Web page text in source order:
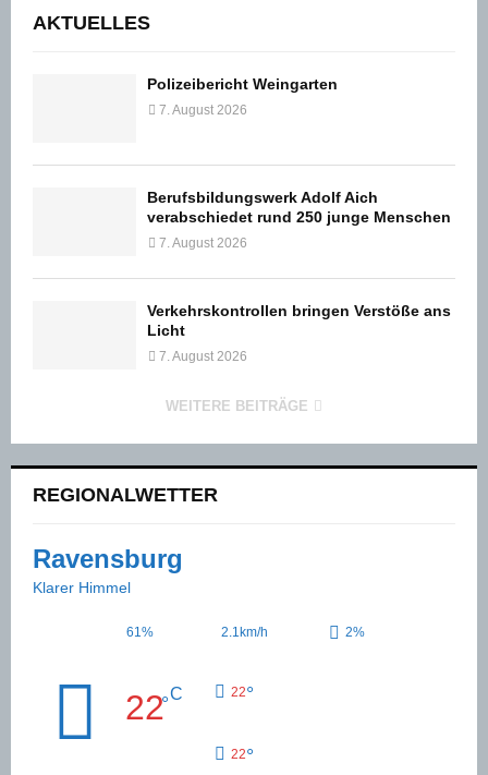
AKTUELLES
Polizeibericht Weingarten
7. August 2026
Berufsbildungswerk Adolf Aich
verabschiedet rund 250 junge Menschen
7. August 2026
Verkehrskontrollen bringen Verstöße ans
Licht
7. August 2026
WEITERE BEITRÄGE
REGIONALWETTER
Ravensburg
Klarer Himmel
61% 2.1km/h 2%
22°C 22°
22°